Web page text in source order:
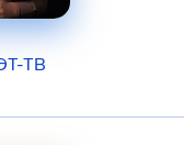
ТВ